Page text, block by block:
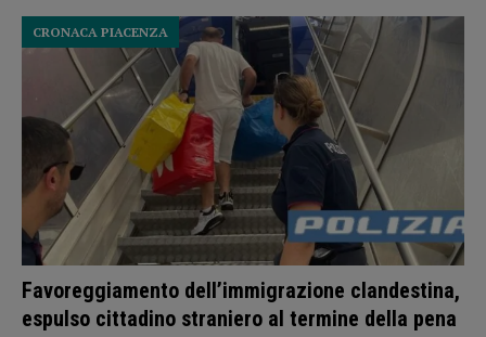
Favoreggiamento dell’immigrazione clandestina,
espulso cittadino straniero al termine della pena
CRONACA PIACENZA